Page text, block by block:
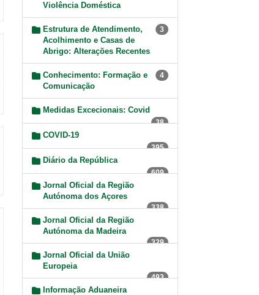
Violência Doméstica
Estrutura de Atendimento,
Acolhimento e Casas de
Abrigo: Alterações Recentes
3
Conhecimento: Formação e
Comunicação
4
Medidas Excecionais: Covid
38
COVID-19
395
Diário da República
609
Jornal Oficial da Região
Autónoma dos Açores
338
Jornal Oficial da Região
Autónoma da Madeira
329
Jornal Oficial da União
Europeia
493
Informação Aduaneira